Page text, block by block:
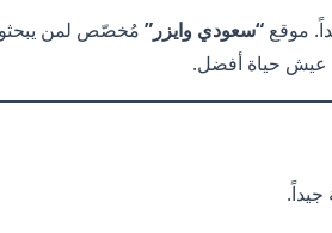
موقع “سعودي وايزر” مُخصّص لمن
عيش حياة أفضل.